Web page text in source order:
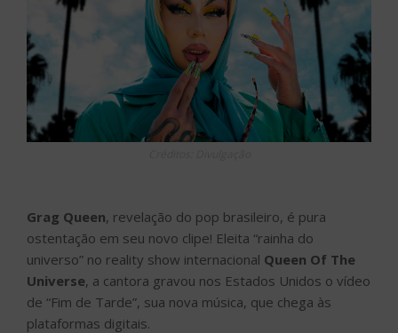
Grag Queen, revelação do pop brasileiro, é pura
ostentação em seu novo clipe! Eleita “rainha do
universo” no reality show internacional Queen Of The
Universe, a cantora gravou nos Estados Unidos o vídeo
de “Fim de Tarde”, sua nova música, que chega às
plataformas digitais.